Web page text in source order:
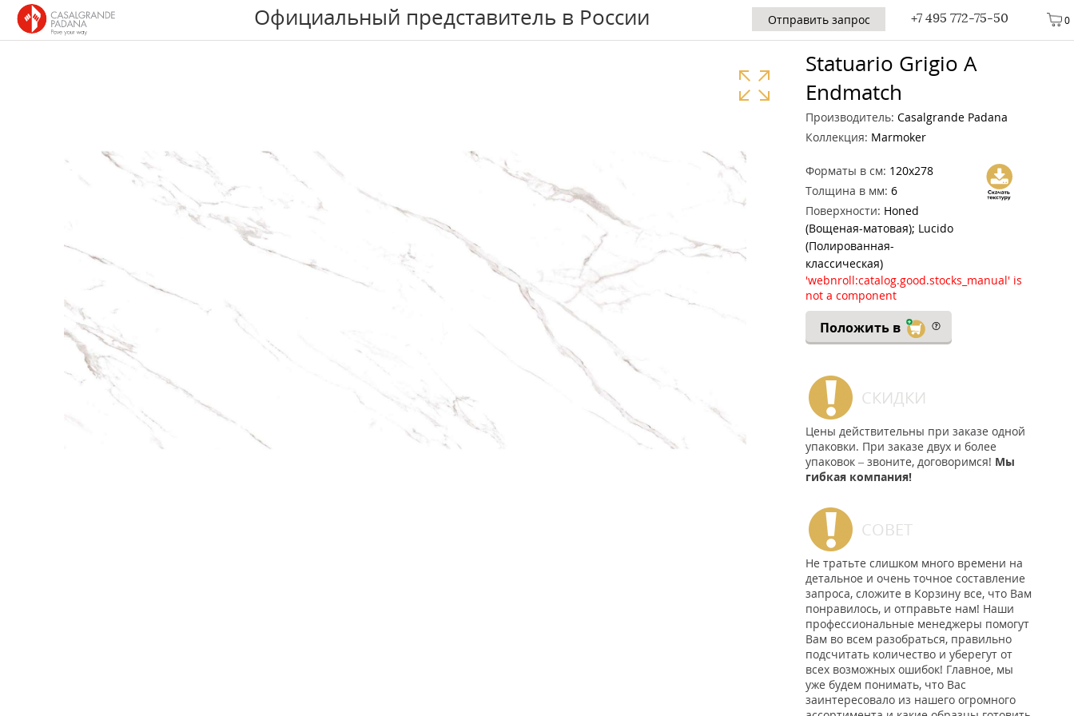
0
Официальный представитель в России +7 495 772-75-50
Отправить запрос
Statuario Grigio A
Endmatch
Производитель: Casalgrande Padana
Коллекция: Marmoker
Форматы в см: 120x278
Толщина в мм: 6
Поверхности: Honed
(Вощеная-матовая); Lucido
(Полированная-
классическая)
'webnroll:catalog.good.stocks_manual' is
not a component
Положить в
СКИДКИ
Цены действительны при заказе одной
упаковки. При заказе двух и более
упаковок – звоните, договоримся! Мы
гибкая компания!
СОВЕТ
Не тратьте слишком много времени на
детальное и очень точное составление
запроса, сложите в Корзину все, что Вам
понравилось, и отправьте нам! Наши
профессиональные менеджеры помогут
Вам во всем разобраться, правильно
подсчитать количество и уберегут от
всех возможных ошибок! Главное, мы
уже будем понимать, что Вас
заинтересовало из нашего огромного